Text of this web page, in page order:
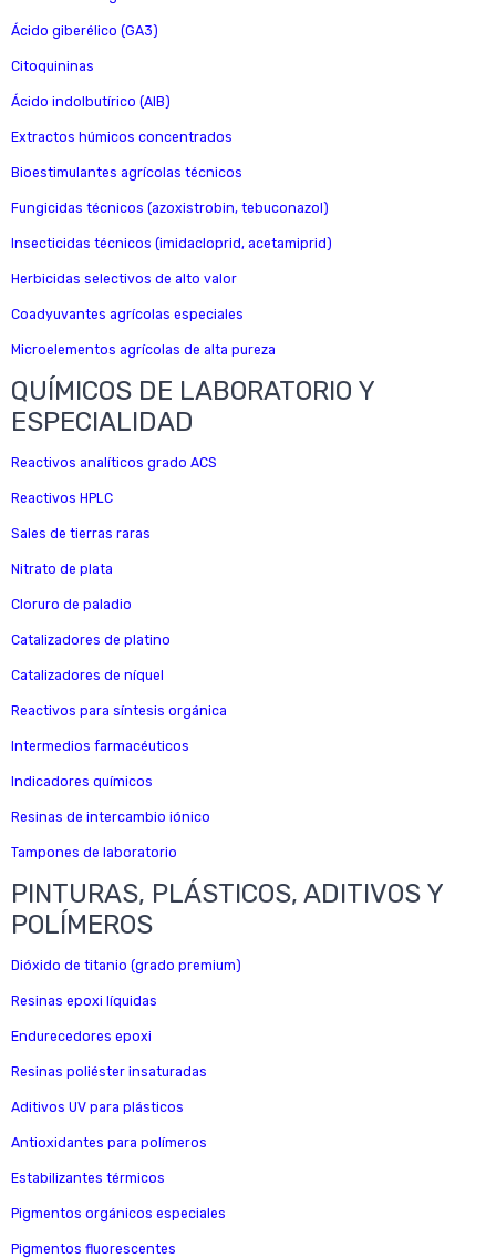
Ácido giberélico (GA3)
Citoquininas
Ácido indolbutírico (AIB)
Extractos húmicos concentrados
Bioestimulantes agrícolas técnicos
Fungicidas técnicos (azoxistrobin, tebuconazol)
Insecticidas técnicos (imidacloprid, acetamiprid)
Herbicidas selectivos de alto valor
Coadyuvantes agrícolas especiales
Microelementos agrícolas de alta pureza
QUÍMICOS DE LABORATORIO Y
ESPECIALIDAD
Reactivos analíticos grado ACS
Reactivos HPLC
Sales de tierras raras
Nitrato de plata
Cloruro de paladio
Catalizadores de platino
Catalizadores de níquel
Reactivos para síntesis orgánica
Intermedios farmacéuticos
Indicadores químicos
Resinas de intercambio iónico
Tampones de laboratorio
PINTURAS, PLÁSTICOS, ADITIVOS Y
POLÍMEROS
Dióxido de titanio (grado premium)
Resinas epoxi líquidas
Endurecedores epoxi
Resinas poliéster insaturadas
Aditivos UV para plásticos
Antioxidantes para polímeros
Estabilizantes térmicos
Pigmentos orgánicos especiales
Pigmentos fluorescentes